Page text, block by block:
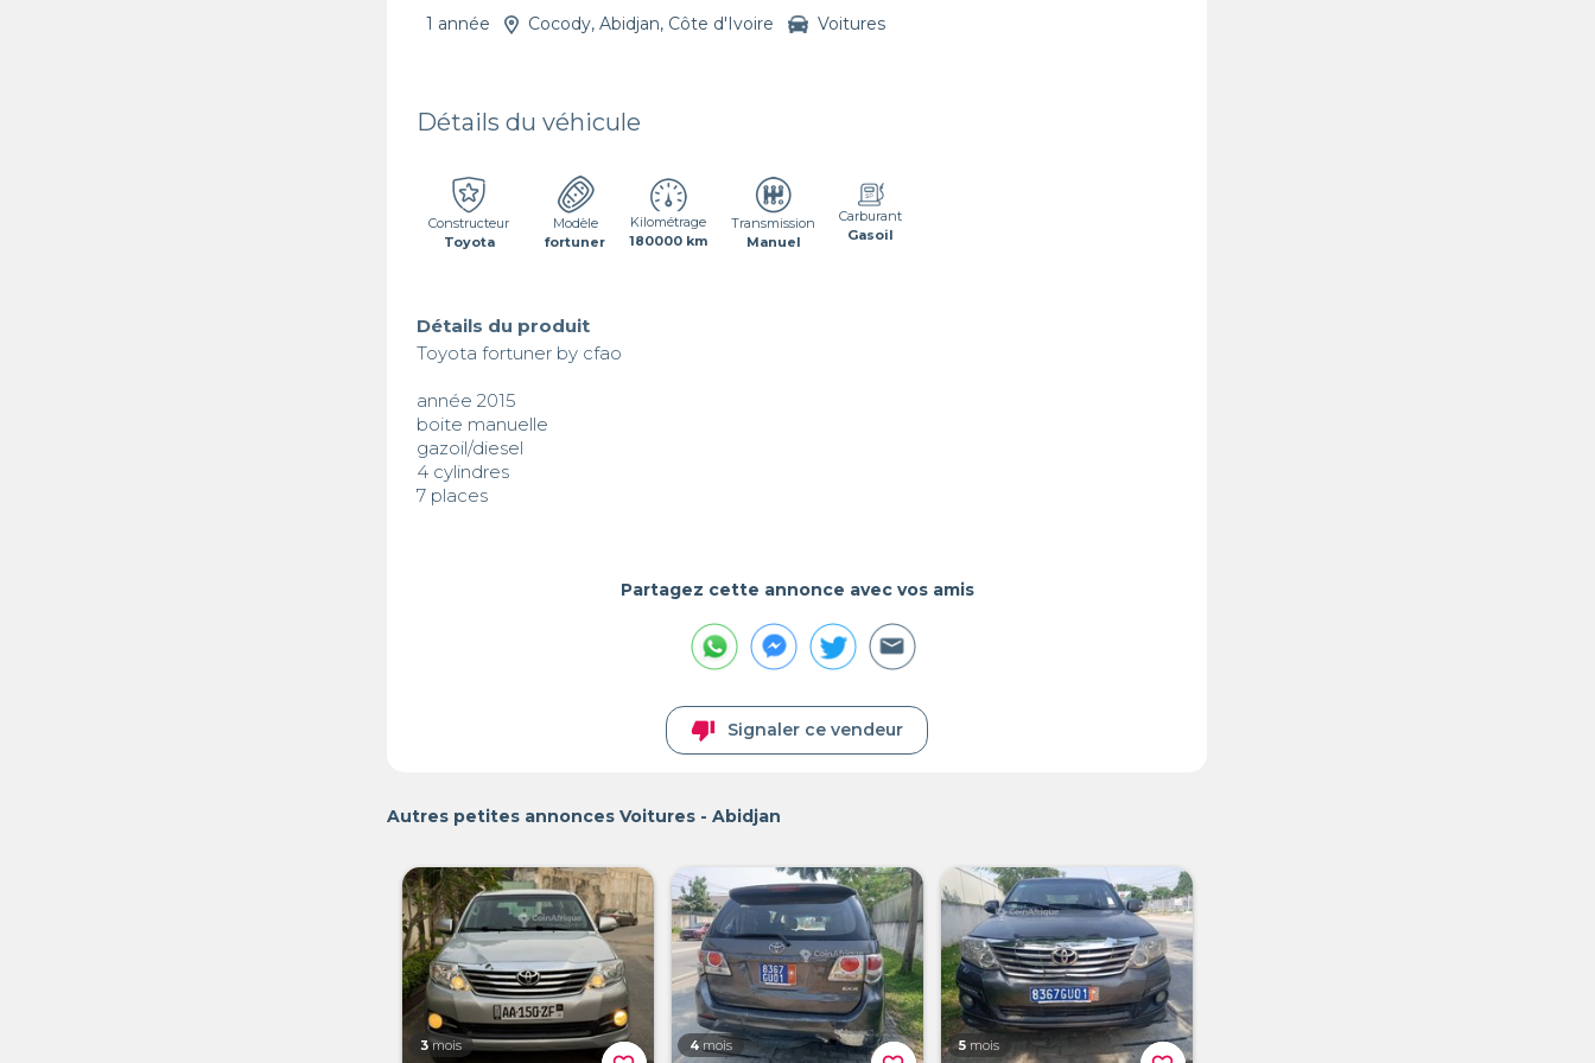
1 année Cocody, Abidjan, Côte d'Ivoire Voitures
Détails du véhicule
Constructeur
Toyota
Modèle
fortuner
Kilométrage
180000 km
Transmission
Manuel
Carburant
Gasoil
Détails du produit
Toyota fortuner by cfao
année 2015
boite manuelle
gazoil/diesel
4 cylindres
7 places
Partagez cette annonce avec vos amis
thumb_down Signaler ce vendeur
Autres petites annonces Voitures - Abidjan
3 mois 4 mois 5 mois